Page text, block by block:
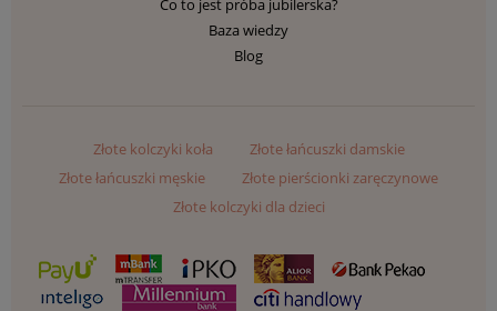
Co to jest próba jubilerska?
Baza wiedzy
Blog
Złote kolczyki koła
Złote łańcuszki damskie
Złote łańcuszki męskie
Złote pierścionki zaręczynowe
Złote kolczyki dla dzieci